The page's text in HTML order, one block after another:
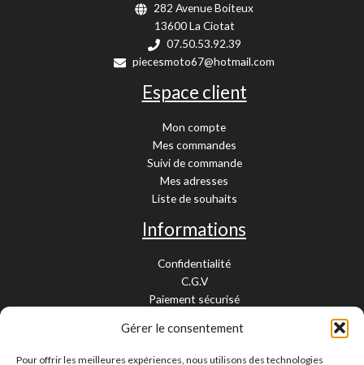
Gérer le consentement
Pour offrir les meilleures expériences, nous utilisons des technologies
282 Avenue Boiteux
13600 La Ciotat
07.50.53.92.39
piecesmoto67@hotmail.com
Espace client
Mon compte
Mes commandes
Suivi de commande
Mes adresses
Liste de souhaits
Informations
Confidentialité
C.G.V
Paiement sécurisé
Livraison et retour